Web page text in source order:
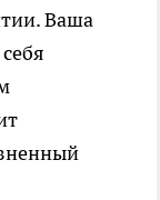
Ваша